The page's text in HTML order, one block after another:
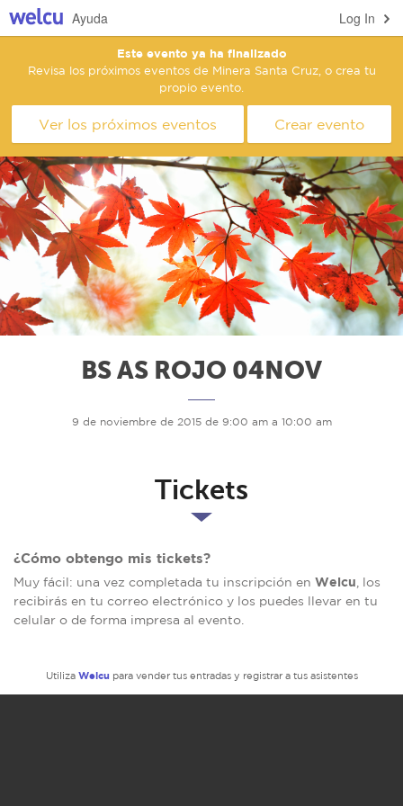
Log In
Ayuda
Este evento ya ha finalizado
Revisa los próximos eventos de Minera Santa Cruz, o crea tu
propio evento.
Ver los próximos eventos Crear evento
BS AS ROJO 04NOV
9 de noviembre de 2015 de 9:00 am a 10:00 am
Tickets
¿Cómo obtengo mis tickets?
Muy fácil: una vez completada tu inscripción en Welcu , los
recibirás en tu correo electrónico y los puedes llevar en tu
celular o de forma impresa al evento.
Utiliza Welcu para vender tus entradas y registrar a tus asistentes